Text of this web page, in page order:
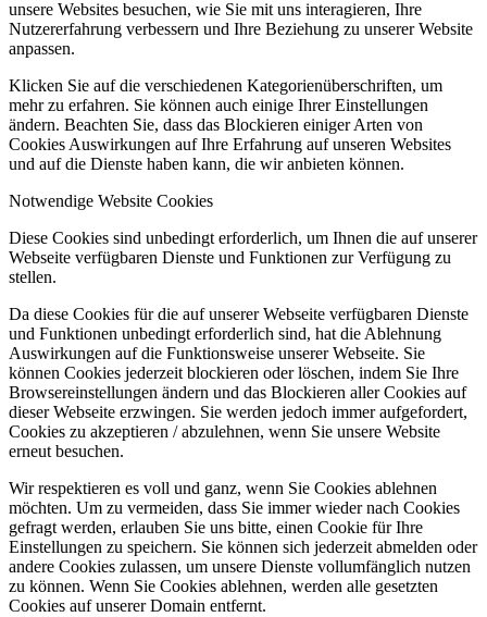
unsere Websites besuchen, wie Sie mit uns interagieren, Ihre
Nutzererfahrung verbessern und Ihre Beziehung zu unserer Website
anpassen.
Klicken Sie auf die verschiedenen Kategorienüberschriften, um
mehr zu erfahren. Sie können auch einige Ihrer Einstellungen
ändern. Beachten Sie, dass das Blockieren einiger Arten von
Cookies Auswirkungen auf Ihre Erfahrung auf unseren Websites
und auf die Dienste haben kann, die wir anbieten können.
Notwendige Website Cookies
Diese Cookies sind unbedingt erforderlich, um Ihnen die auf unserer
Webseite verfügbaren Dienste und Funktionen zur Verfügung zu
stellen.
Da diese Cookies für die auf unserer Webseite verfügbaren Dienste
und Funktionen unbedingt erforderlich sind, hat die Ablehnung
Auswirkungen auf die Funktionsweise unserer Webseite. Sie
können Cookies jederzeit blockieren oder löschen, indem Sie Ihre
Browsereinstellungen ändern und das Blockieren aller Cookies auf
dieser Webseite erzwingen. Sie werden jedoch immer aufgefordert,
Cookies zu akzeptieren / abzulehnen, wenn Sie unsere Website
erneut besuchen.
Wir respektieren es voll und ganz, wenn Sie Cookies ablehnen
möchten. Um zu vermeiden, dass Sie immer wieder nach Cookies
gefragt werden, erlauben Sie uns bitte, einen Cookie für Ihre
Einstellungen zu speichern. Sie können sich jederzeit abmelden oder
andere Cookies zulassen, um unsere Dienste vollumfänglich nutzen
zu können. Wenn Sie Cookies ablehnen, werden alle gesetzten
Cookies auf unserer Domain entfernt.